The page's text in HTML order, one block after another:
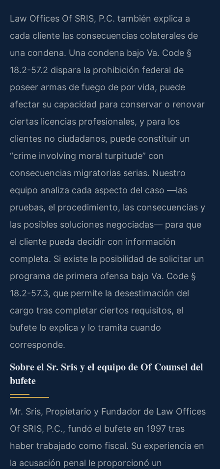
Law Offices Of SRIS, P.C. también explica a
cada cliente las consecuencias colaterales de
una condena. Una condena bajo Va. Code §
18.2-57.2 dispara la prohibición federal de
poseer armas de fuego de por vida, puede
afectar su capacidad para conservar o renovar
ciertas licencias profesionales, y para los
clientes no ciudadanos, puede constituir un
“crime involving moral turpitude” con
consecuencias migratorias serias. Nuestro
equipo analiza cada aspecto del caso —las
pruebas, el procedimiento, las consecuencias y
las posibles soluciones negociadas— para que
el cliente pueda decidir con información
completa. Si existe la posibilidad de solicitar un
programa de primera ofensa bajo Va. Code §
18.2-57.3, que permite la desestimación del
cargo tras completar ciertos requisitos, el
bufete lo explica y lo tramita cuando
corresponde.
Sobre el Sr. Sris y el equipo de Of Counsel del
bufete
Mr. Sris, Propietario y Fundador de Law Offices
Of SRIS, P.C., fundó el bufete en 1997 tras
haber trabajado como fiscal. Su experiencia en
la acusación penal le proporcionó un